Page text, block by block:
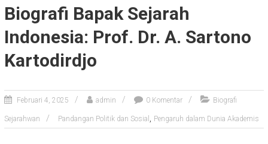
Biografi Bapak Sejarah
Indonesia: Prof. Dr. A. Sartono
Kartodirdjo
Februari 4, 2025 admin 0 Komentar Biografi
Sejarahwan Pandangan Politik dan Sosial , Pengaruh dalam Dunia Akademis